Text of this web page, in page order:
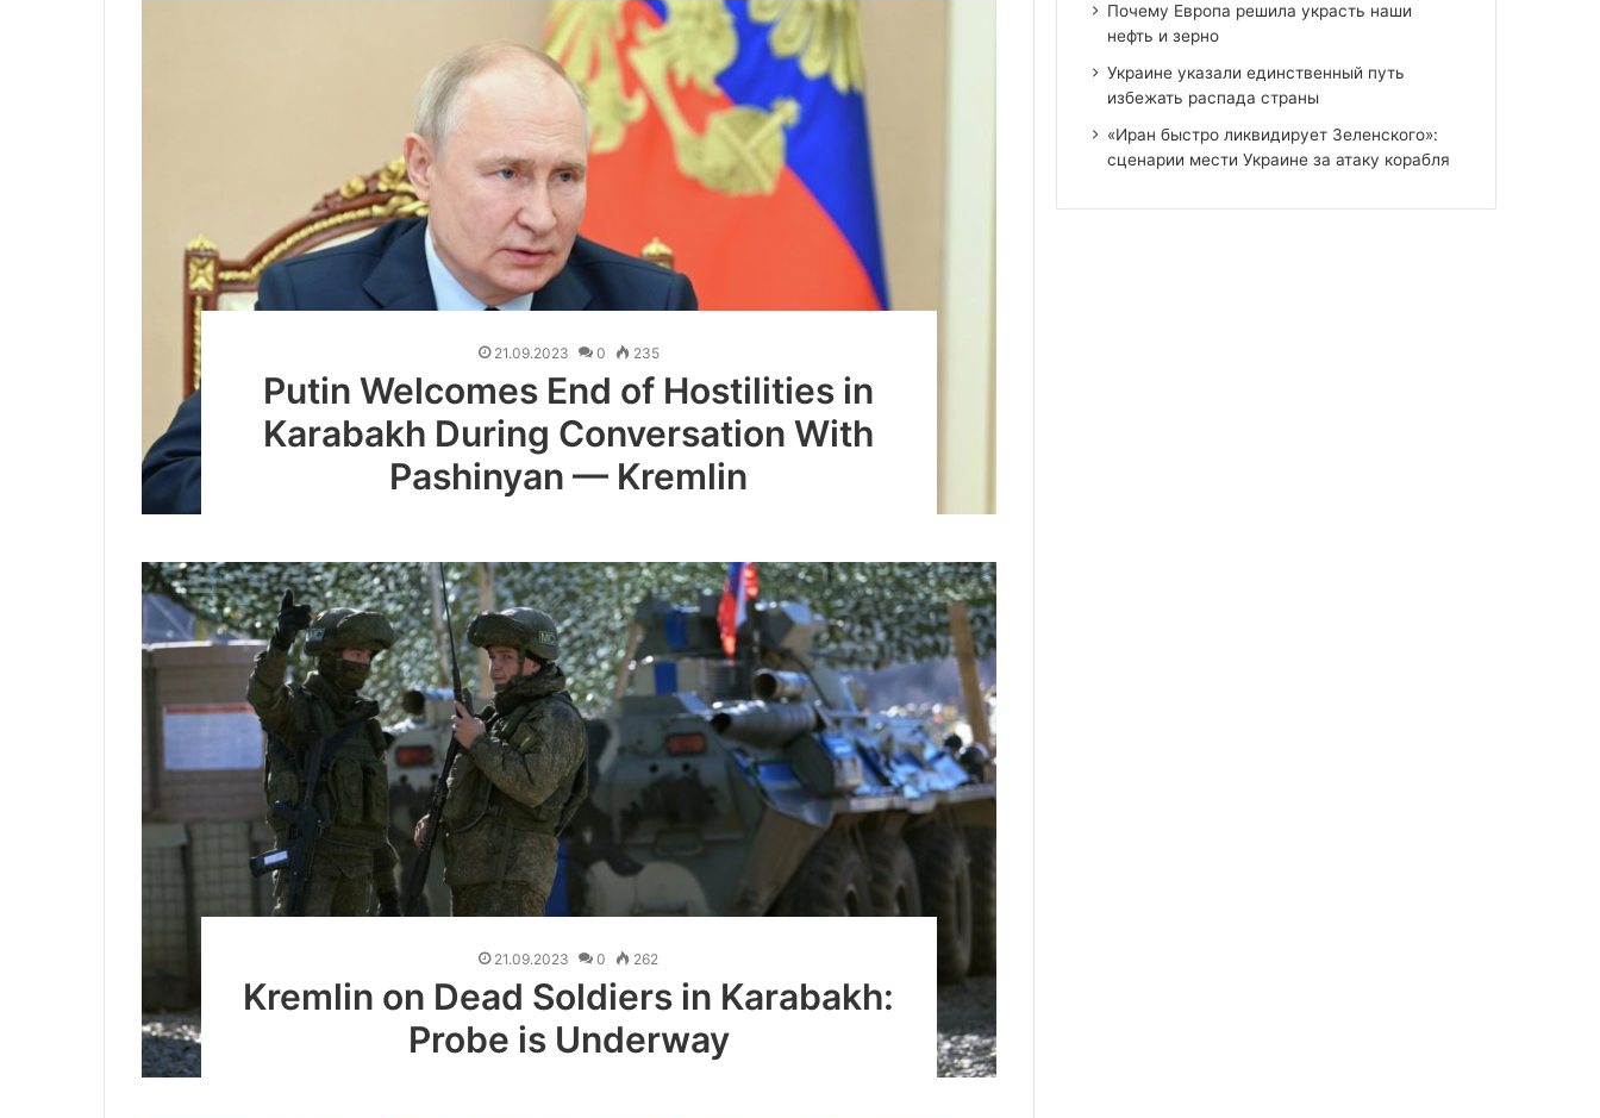
21.09.2023 0 235
Putin Welcomes End of Hostilities in
Karabakh During Conversation With
Pashinyan — Kremlin
21.09.2023 0 262
Kremlin on Dead Soldiers in Karabakh:
Probe is Underway
Почему Европа решила украсть наши
нефть и зерно
Украине указали единственный путь
избежать распада страны
«Иран быстро ликвидирует Зеленского»:
сценарии мести Украине за атаку корабля